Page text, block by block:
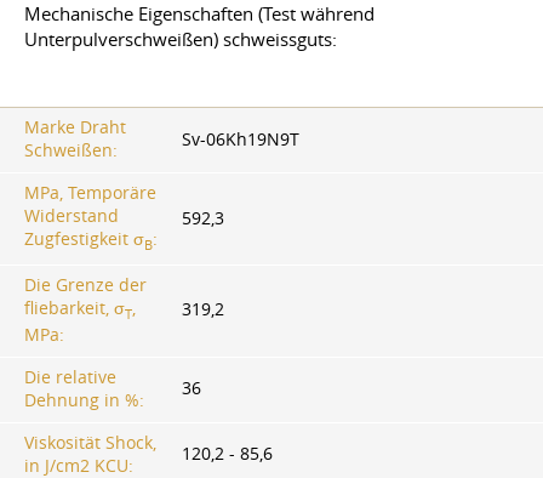
Mechanische Eigenschaften (Test während
Unterpulverschweißen) schweissguts:
Marke Draht
Schweißen:
Sv-06Kh19N9T
MPa, Temporäre
Widerstand
Zugfestigkeit σB:
592,3
Die Grenze der
fliebarkeit, σT,
MPa:
319,2
Die relative
Dehnung in %:
36
Viskosität Shock,
in J/cm2 KCU:
120,2 - 85,6